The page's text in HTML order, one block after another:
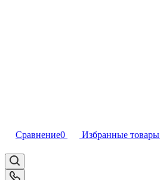
Сравнение0 Избранные товары